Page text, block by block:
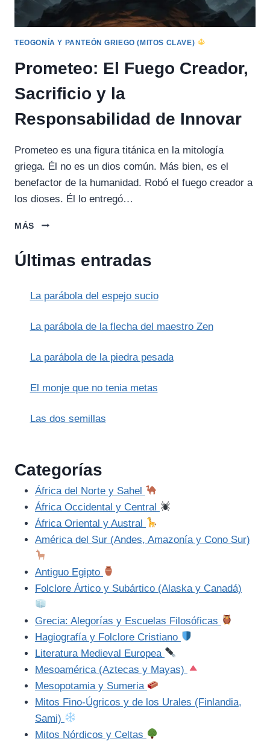
TEOGONÍA Y PANTEÓN GRIEGO (MITOS CLAVE)
Prometeo: El Fuego Creador,
Sacrificio y la
Responsabilidad de Innovar
Prometeo es una figura titánica en la mitología
griega. Él no es un dios común. Más bien, es el
benefactor de la humanidad. Robó el fuego creador a
los dioses. Él lo entregó…
MÁS
PROMETEO:
CREADOR,
LA
DE
Últimas entradas
La parábola del espejo sucio
La parábola de la flecha del maestro Zen
La parábola de la piedra pesada
El monje que no tenia metas
Las dos semillas
Categorías
África del Norte y Sahel
África Occidental y Central
África Oriental y Austral
América del Sur (Andes, Amazonía y Cono Sur)
Antiguo Egipto
Folclore Ártico y Subártico (Alaska y Canadá)
Grecia: Alegorías y Escuelas Filosóficas
Hagiografía y Folclore Cristiano
Literatura Medieval Europea
Mesoamérica (Aztecas y Mayas)
Mesopotamia y Sumeria
Mitos Fino-Úgricos y de los Urales (Finlandia,
Sami)
Mitos Nórdicos y Celtas